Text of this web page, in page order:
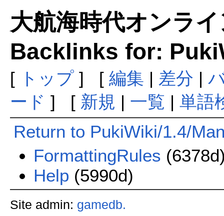
大航海時代オンラ
Backlinks for:
[ トップ] [ 編集 | 差分 |
ード ] [ 新規 | 一覧 | 単語
Return to PukiWiki/1.4/
FormattingRules
Help (5990d)
Site admin: gamedb.